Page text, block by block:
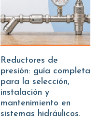
Reductores de
presión: guía completa
para la selección,
instalación y
mantenimiento en
sistemas hidráulicos.